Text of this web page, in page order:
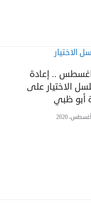
اغسطس .. إعادة
الاختيار على
أبو ظبي